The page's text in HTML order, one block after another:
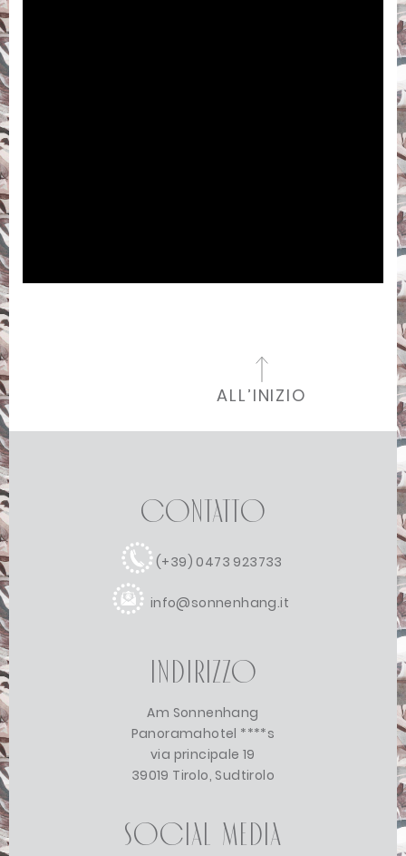
ALL’INIZIO
Contatto
(+39) 0473 923733
info@sonnenhang.it
Indirizzo
Am Sonnenhang
Panoramahotel ****s
via principale 19
39019 Tirolo, Sudtirolo
Social Media